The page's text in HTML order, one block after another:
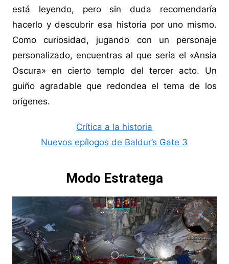
está leyendo, pero sin duda recomendaría
hacerlo y descubrir esa historia por uno mismo.
Como curiosidad, jugando con un personaje
personalizado, encuentras al que sería el «Ansia
Oscura» en cierto templo del tercer acto. Un
guiño agradable que redondea el tema de los
orígenes.
Crítica a la historia
Nuevos epílogos de Baldur’s Gate 3
Modo Estratega